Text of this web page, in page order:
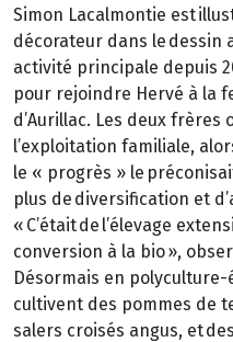
Simon Lacalmontie est
décorateur dans le dessin
activité principale depuis
pour rejoindre Hervé à la
d’Aurillac. Les deux
l’exploitation familiale,
le « progrès » le
plus de diversification et
« C’était de l’élevage
conversion à la bio »,
Désormais en polyculture-
cultivent des pommes de
salers croisés angus, et